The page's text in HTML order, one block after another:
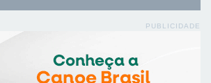
PUBLICIDADE